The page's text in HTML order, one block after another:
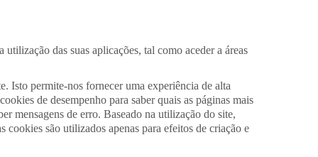
das suas aplicações, tal como aceder a áreas
Isto permite-nos fornecer uma experiência de alta
de desempenho para saber quais as páginas mais
mensagens de erro. Baseado na utilização do site,
cookies são utilizados apenas para efeitos de criação e